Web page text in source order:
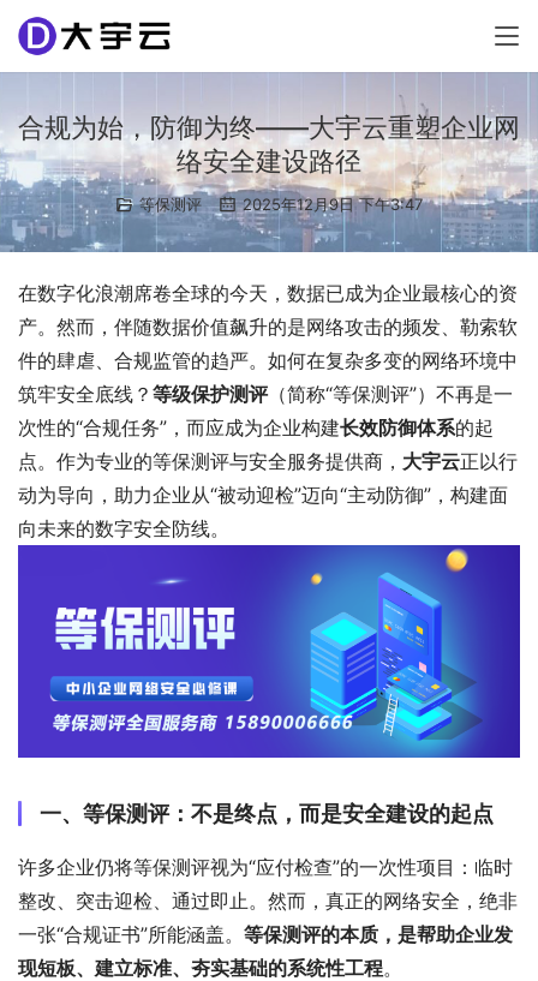
合规为始，防御为终——大宇云重塑企业网
络安全建设路径
等保测评 2025年12月9日 下午3:47
在数字化浪潮席卷全球的今天，数据已成为企业最核心的资
产。然而，伴随数据价值飙升的是网络攻击的频发、勒索软
件的肆虐、合规监管的趋严。如何在复杂多变的网络环境中
筑牢安全底线？ 等级保护测评（简称“等保测评”）不再是一
次性的“合规任务”，而应成为企业构建长效防御体系的起
点。作为专业的等保测评与安全服务提供商， 大宇云正以行
动为导向，助力企业从“被动迎检”迈向“主动防御”，构建面
向未来的数字安全防线。
一、等保测评：不是终点，而是安全建设的起点
许多企业仍将等保测评视为“应付检查”的一次性项目：临时
整改、突击迎检、通过即止。然而，真正的网络安全，绝非
一张“合规证书”所能涵盖。 等保测评的本质，是帮助企业发
现短板、建立标准、夯实基础的系统性工程。